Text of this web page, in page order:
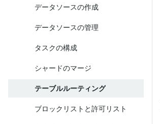
データソースの作成
データソースの管理
タスクの構成
シャードのマージ
テーブルルーティング
ブロックリストと許可リスト